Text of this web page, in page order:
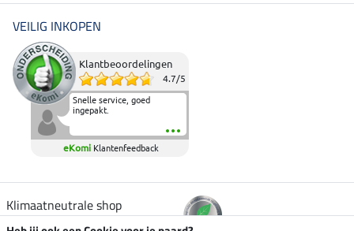
VEILIG INKOPEN
Klantbeoordelingen
4.7/5
Snelle service, goed
ingepakt.
eKomi Klantenfeedback
Klimaatneutrale shop